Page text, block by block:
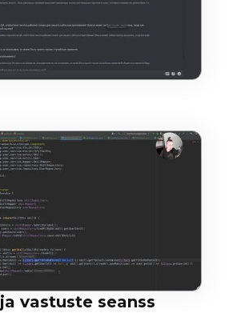
vastuste seanss